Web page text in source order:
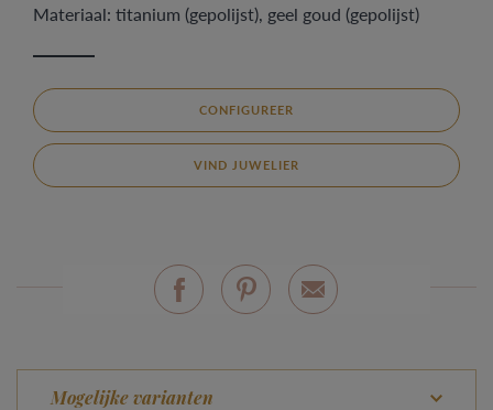
Materiaal: titanium (gepolijst), geel goud (gepolijst)
CONFIGUREER
VIND JUWELIER
Mogelijke varianten